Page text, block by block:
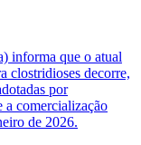
informa que o atual
clostridioses decorre,
por
a comercialização
de 2026.